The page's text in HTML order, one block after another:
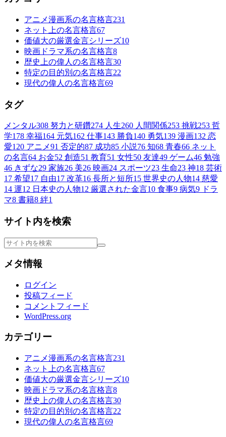
アニメ漫画系の名言格言231
ネット上の名言格言67
価値大の厳選金言シリーズ10
映画ドラマ系の名言格言8
歴史上の偉人の名言格言30
特定の目的別の名言格言22
現代の偉人の名言格言69
タグ
メンタル308 努力と研鑽274 人生260 人間関係253 挑戦253 哲
学178 幸福164 元気162 仕事143 勝負140 勇気139 漫画132 恋
愛120 アニメ91 否定的87 成功85 小説76 知68 青春66 ネット
の名言64 お金52 創造51 教育51 女性50 友達49 ゲーム46 勉強
46 きずな29 家族26 美26 映画24 スポーツ23 生命23 神18 芸術
17 希望17 自由17 改革16 長所と短所15 世界史の人物14 慈愛
14 運12 日本史の人物12 厳選された金言10 食事9 病気9 ドラ
マ8 書籍8 絆1
サイト内を検索
メタ情報
ログイン
投稿フィード
コメントフィード
WordPress.org
カテゴリー
アニメ漫画系の名言格言231
ネット上の名言格言67
価値大の厳選金言シリーズ10
映画ドラマ系の名言格言8
歴史上の偉人の名言格言30
特定の目的別の名言格言22
現代の偉人の名言格言69